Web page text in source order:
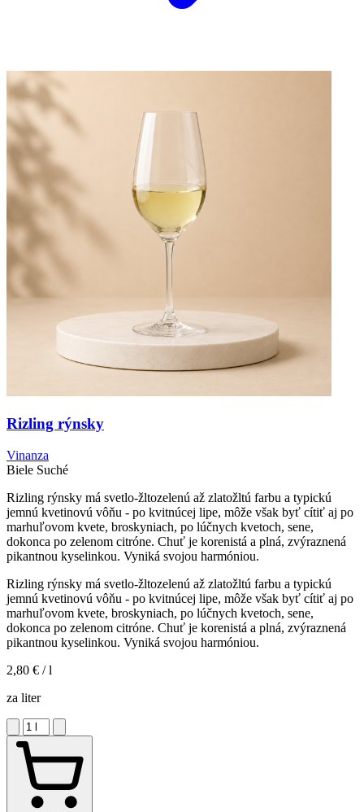
Rizling rýnsky
Vinanza
Biele Suché
Rizling rýnsky má svetlo-žltozelenú až zlatožltú farbu a typickú
jemnú kvetinovú vôňu - po kvitnúcej lipe, môže však byť cítiť aj po
marhuľovom kvete, broskyniach, po lúčnych kvetoch, sene,
dokonca po zelenom citróne. Chuť je korenistá a plná, zvýraznená
pikantnou kyselinkou. Vyniká svojou harmóniou.
Rizling rýnsky má svetlo-žltozelenú až zlatožltú farbu a typickú
jemnú kvetinovú vôňu - po kvitnúcej lipe, môže však byť cítiť aj po
marhuľovom kvete, broskyniach, po lúčnych kvetoch, sene,
dokonca po zelenom citróne. Chuť je korenistá a plná, zvýraznená
pikantnou kyselinkou. Vyniká svojou harmóniou.
2,80 € / l
za liter